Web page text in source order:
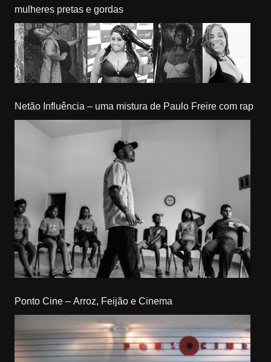
mulheres pretas e gordas
Netão Influência – uma mistura de Paulo Freire com rap
Ponto Cine – Arroz, Feijão e Cinema